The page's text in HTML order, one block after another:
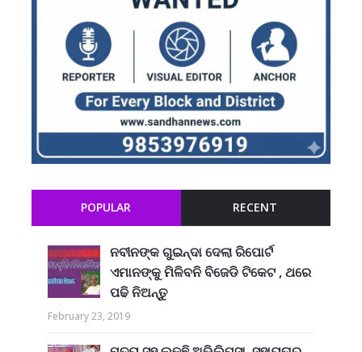
POPULAR RECENT
ନବୀନଙ୍କ ଗୁଇନ୍ଦା ଦେଲା ରିପୋର୍ଟ
ଏମାନଙ୍କୁ ମିଳିବନି ବିଜେଡି ଟିକେଟ , ଥରେ
ପଢି ନିଅନ୍ତୁ
February 23, 2019